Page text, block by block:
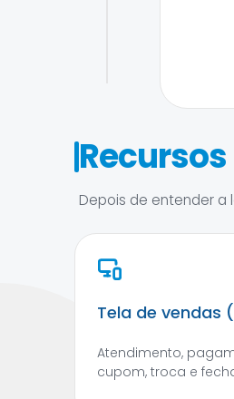
Depois de entender a
Tela de vendas
Atendimento,
cupom, troca e